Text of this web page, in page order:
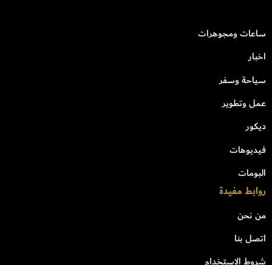
ساعات ومجوهرات
اخبار
سياحة وسفر
عمل وتطوير
ديكور
فيديوهات
البومات
روابط مفيدة
من نحن
اتصل بنا
شروط الاستخدام